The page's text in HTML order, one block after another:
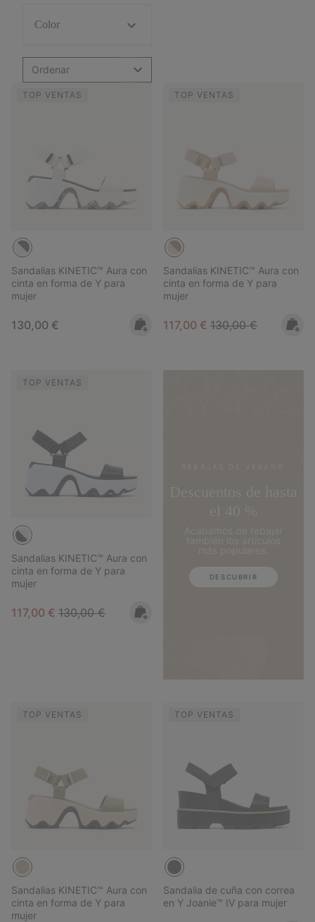
Color
Ordenar
TOP VENTAS
Sandalias KINETIC™ Aura con
cinta en forma de Y para
mujer
Regular price:
130,00 €
TOP VENTAS
Sandalias KINETIC™ Aura con
cinta en forma de Y para
mujer
Sale price:
117,00 € Regular price:
130,00 €
TOP VENTAS
Sandalias KINETIC™ Aura con
cinta en forma de Y para
mujer
Sale price:
117,00 € Regular price:
130,00 €
DESCUBRIR
TOP VENTAS
Sandalias KINETIC™ Aura con
cinta en forma de Y para
mujer
TOP VENTAS
Sandalia de cuña con correa
en Y Joanie™ IV para mujer